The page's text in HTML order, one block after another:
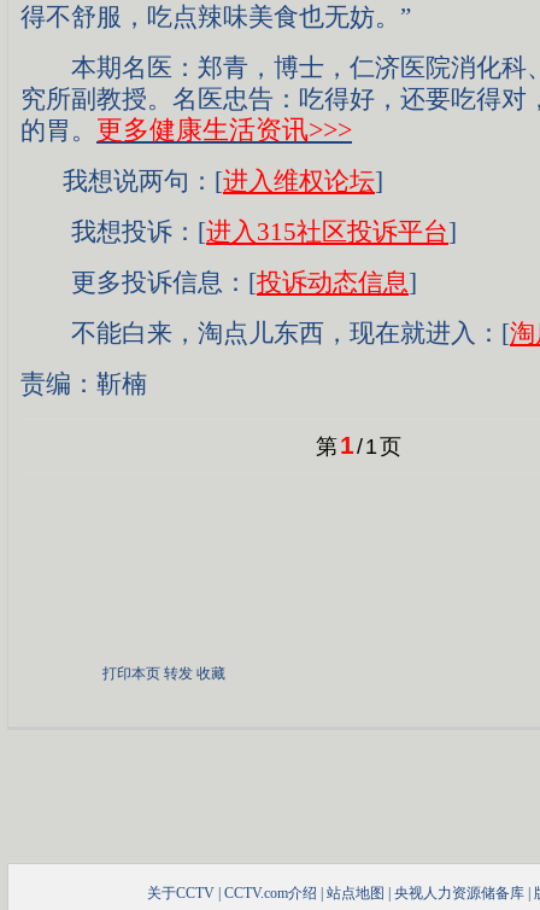
得不舒服，吃点辣味美食也无妨。”
本期名医：郑青，博士，仁济医院消化科
究所副教授。名医忠告：吃得好，还要吃得对
的胃。 更多健康生活资讯>>>
我想说两句：[进入维权论坛]
我想投诉：[进入315社区投诉平台]
更多投诉信息：[投诉动态信息]
不能白来，淘点儿东西，现在就进入：[淘
责编：靳楠
第1/1页
打印本页 转发 收藏
关于CCTV CCTV.com介绍 站点地图 央视人力资源储备库